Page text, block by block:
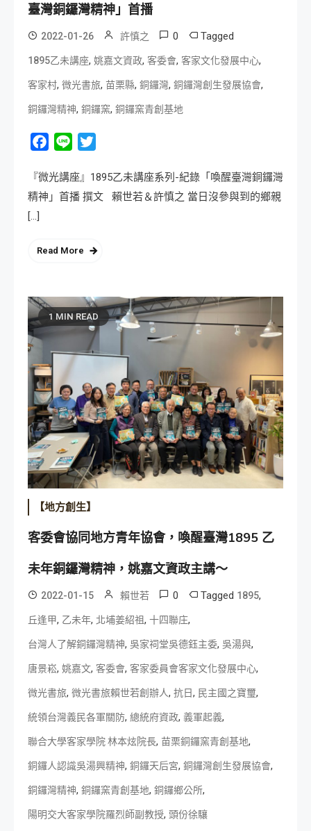
臺灣銅鑼灣精神」首播
2022-01-26 許慎之 0 Tagged
1895乙未講座, 姚嘉文資政, 客委會, 客家文化發展中心,
客家村, 微光書旅, 苗栗縣, 銅鑼灣, 銅鑼灣創生發展協會,
銅鑼灣精神, 銅鑼窯, 銅鑼窯青創基地
Facebook
Line
『微光講座』1895乙未講座系列-紀錄「喚醒臺灣銅鑼灣
精神」首播 撰文 賴世若＆許慎之 當日沒參與到的鄉親
[…]
Read More
1 MIN READ
【地方創生】
客委會協同地方青年協會，喚醒臺灣1895 乙
未年銅鑼灣精神，姚嘉文資政主講～
2022-01-15 賴世若 0 Tagged 1895,
丘逢甲, 乙未年, 北埔姜紹祖, 十四聯庄,
台灣人了解銅鑼灣精神, 吳家祠堂吳德鈺主委, 吳湯與,
唐景崧, 姚嘉文, 客委會, 客家委員會客家文化發展中心,
微光書旅, 微光書旅賴世若創辦人, 抗日, 民主國之寶璽,
統領台灣義民各軍關防, 總統府資政, 義軍起義,
聯合大學客家學院 林本炫院長, 苗栗銅鑼窯青創基地,
銅鑼人認識吳湯興精神, 銅鑼天后宮, 銅鑼灣創生發展協會,
銅鑼灣精神, 銅鑼窯青創基地, 銅鑼鄉公所,
陽明交大客家學院羅烈師副教授, 頭份徐驤